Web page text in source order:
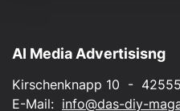
AI Media Advertisisng
Kirschenknapp 10 -
E-Mail: info@das-diy-